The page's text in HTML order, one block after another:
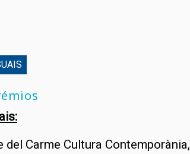
del Carme Cultura Contemporània,